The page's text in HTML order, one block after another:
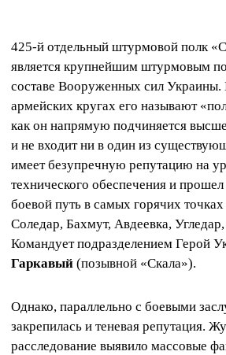
425-й отдельный штурмовой полк
является крупнейшим штурмовым
составе Вооруженных сил
армейских кругах его называют
как он напрямую подчиняется
и не входит ни в один из
имеет безупречную репутацию на
технического обеспечения и
боевой путь в самых горячих
Соледар, Бахмут, Авдеевка,
Командует подразделением Герой
Гаркавый (позывной «Скала»).
Однако, параллельно с боевыми
закрепилась и теневая репутация.
расследование выявило массовые